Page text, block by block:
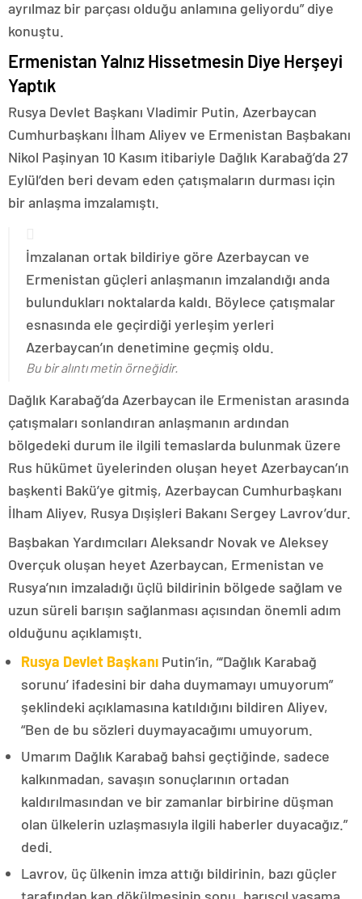
ayrılmaz bir parçası olduğu anlamına geliyordu” diye
konuştu.
Ermenistan Yalnız Hissetmesin Diye Herşeyi
Yaptık
Rusya Devlet Başkanı Vladimir Putin, Azerbaycan
Cumhurbaşkanı İlham Aliyev ve Ermenistan Başbakanı
Nikol Paşinyan 10 Kasım itibariyle Dağlık Karabağ’da 27
Eylül’den beri devam eden çatışmaların durması için
bir anlaşma imzalamıştı.
İmzalanan ortak bildiriye göre Azerbaycan ve
Ermenistan güçleri anlaşmanın imzalandığı anda
bulundukları noktalarda kaldı. Böylece çatışmalar
esnasında ele geçirdiği yerleşim yerleri
Azerbaycan’ın denetimine geçmiş oldu.
Bu bir alıntı metin örneğidir.
Dağlık Karabağ’da Azerbaycan ile Ermenistan arasında
çatışmaları sonlandıran anlaşmanın ardından
bölgedeki durum ile ilgili temaslarda bulunmak üzere
Rus hükümet üyelerinden oluşan heyet Azerbaycan’ın
başkenti Bakü’ye gitmiş, Azerbaycan Cumhurbaşkanı
İlham Aliyev, Rusya Dışişleri Bakanı Sergey Lavrov’dur.
Başbakan Yardımcıları Aleksandr Novak ve Aleksey
Overçuk oluşan heyet Azerbaycan, Ermenistan ve
Rusya’nın imzaladığı üçlü bildirinin bölgede sağlam ve
uzun süreli barışın sağlanması açısından önemli adım
olduğunu açıklamıştı.
Rusya Devlet Başkanı Putin’in, “‘Dağlık Karabağ
sorunu’ ifadesini bir daha duymamayı umuyorum”
şeklindeki açıklamasına katıldığını bildiren Aliyev,
“Ben de bu sözleri duymayacağımı umuyorum.
Umarım Dağlık Karabağ bahsi geçtiğinde, sadece
kalkınmadan, savaşın sonuçlarının ortadan
kaldırılmasından ve bir zamanlar birbirine düşman
olan ülkelerin uzlaşmasıyla ilgili haberler duyacağız.”
dedi.
Lavrov, üç ülkenin imza attığı bildirinin, bazı güçler